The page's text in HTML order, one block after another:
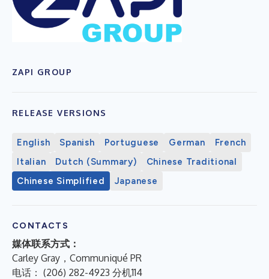
ZAPI GROUP
RELEASE VERSIONS
English Spanish Portuguese German
French
Italian
Dutch (Summary)
Chinese Traditional
Chinese Simplified
Japanese
CONTACTS
媒体联系方式：
Carley Gray，Communiqué PR
电话： (206) 282-4923 分机114